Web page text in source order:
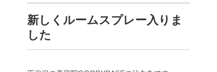
新しくルームスプレー入りま
した